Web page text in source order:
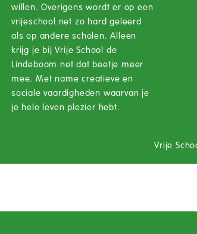
willen. Overigens wordt er op een
vrijeschool net zo hard geleerd
als op andere scholen. Alleen
krijg je bij Vrije School de
Lindeboom net dat beetje meer
mee. Met name creatieve en
sociale vaardigheden waarvan je
je hele leven plezier hebt.
Vrije